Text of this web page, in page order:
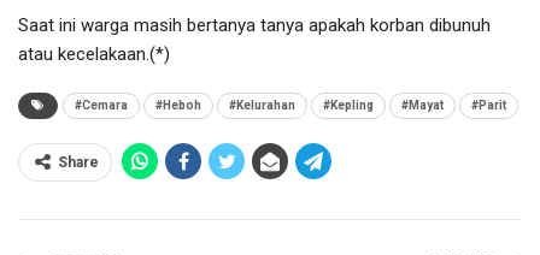
Saat ini warga masih bertanya tanya apakah korban dibunuh
atau kecelakaan.(*)
#Cemara #Heboh #Kelurahan #Kepling #Mayat #Parit
Share